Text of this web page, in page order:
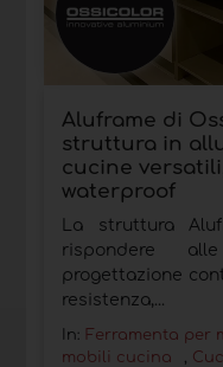
Aluframe di
struttura in
cucine
waterproof
La struttura
rispondere
progettazione
resistenza,...
In: Ferramenta per
mobili cucina
,